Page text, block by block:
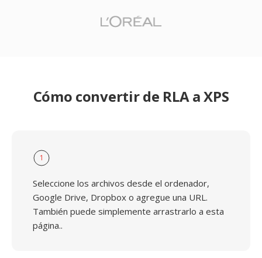
Cómo convertir de RLA a XPS
1
Seleccione los archivos desde el ordenador,
Google Drive, Dropbox o agregue una URL.
También puede simplemente arrastrarlo a esta
página..